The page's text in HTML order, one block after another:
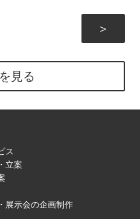
＞
見る
ス
立案
展示会の企画制作